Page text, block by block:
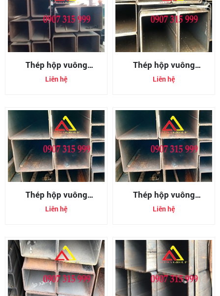
Thép hộp vuông
300x300x5mm
(300x300x5ly)
Liên hệ
Thép hộp vuông
300x300x10mm
(300x300x10ly)
Liên hệ
Thép hộp vuông
300x300x6mm
(300x300x6ly)
Liên hệ
Thép hộp vuông
300x300x8mm
(300x300x8ly)
Liên hệ